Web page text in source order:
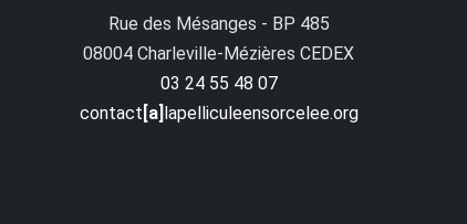
Rue des Mésanges - BP 485
08004 Charleville-Mézières CEDEX
03 24 55 48 07
contact [a] lapelliculeensorcelee.org